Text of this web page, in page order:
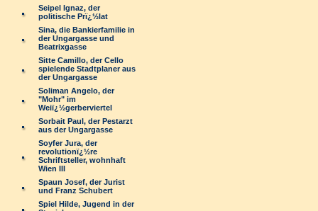
Seipel Ignaz, der
politische Prï¿½lat
Sina, die Bankierfamilie in
der Ungargasse und
Beatrixgasse
Sitte Camillo, der Cello
spielende Stadtplaner aus
der Ungargasse
Soliman Angelo, der
"Mohr" im
Weiï¿½gerberviertel
Sorbait Paul, der Pestarzt
aus der Ungargasse
Soyfer Jura, der
revolutionï¿½re
Schriftsteller, wohnhaft
Wien III
Spaun Josef, der Jurist
und Franz Schubert
Spiel Hilde, Jugend in der